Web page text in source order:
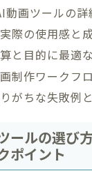
動画ツールの
際の使用感と
と目的に最適
制作ワークフ
がちな失敗例
ールの選び
ポイント